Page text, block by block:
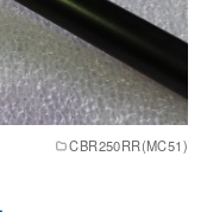
CBR250RR(MC51)